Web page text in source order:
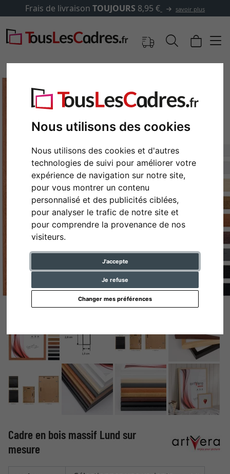
Nous utilisons des cookies
Nous utilisons des cookies et d'autres
technologies de suivi pour améliorer votre
expérience de navigation sur notre site,
pour vous montrer un contenu
personnalisé et des publicités ciblées,
pour analyser le trafic de notre site et
pour comprendre la provenance de nos
visiteurs.
J'accepte
Je refuse
Changer mes préférences
Frais de livraison TOUJOURS 8,95 € savoir plus
Retour
Cadre en bois massif Lund sur
mesure